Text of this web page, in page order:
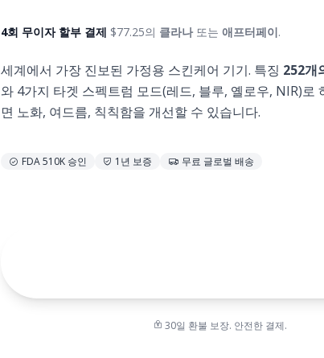
4회 무이자 할부 결제 $77.25의 클라나또는 애프터페이.
세계에서 가장 진보된 가정용 스킨케어 기기. 특징 252개
와 4가지 타겟 스펙트럼 모드(레드, 블루, 옐로우, NIR)로
면 노화, 여드름, 칙칙함을 개선할 수 있습니다.
FDA 510K 승인 1년 보증 무료 글로벌 배송
30일 환불 보장. 안전한 결제.